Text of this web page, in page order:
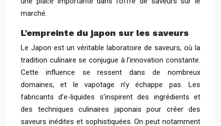
marché.
L’empreinte du japon sur les saveurs
Le Japon est un véritable laboratoire de saveurs, où la
tradition culinaire se conjugue à l’innovation constante.
Cette influence se ressent dans de nombreux
domaines, et le vapotage n’y échappe pas. Les
fabricants d’e-liquides s’inspirent des ingrédients et
des techniques culinaires japonais pour créer des
saveurs inédites et sophistiquées. On peut notamment